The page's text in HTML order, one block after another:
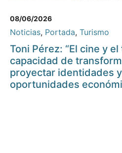
08/06/2026
Noticias, Portada, Turismo
Toni Pérez: “El cine y
capacidad de
proyectar identidades
oportunidades